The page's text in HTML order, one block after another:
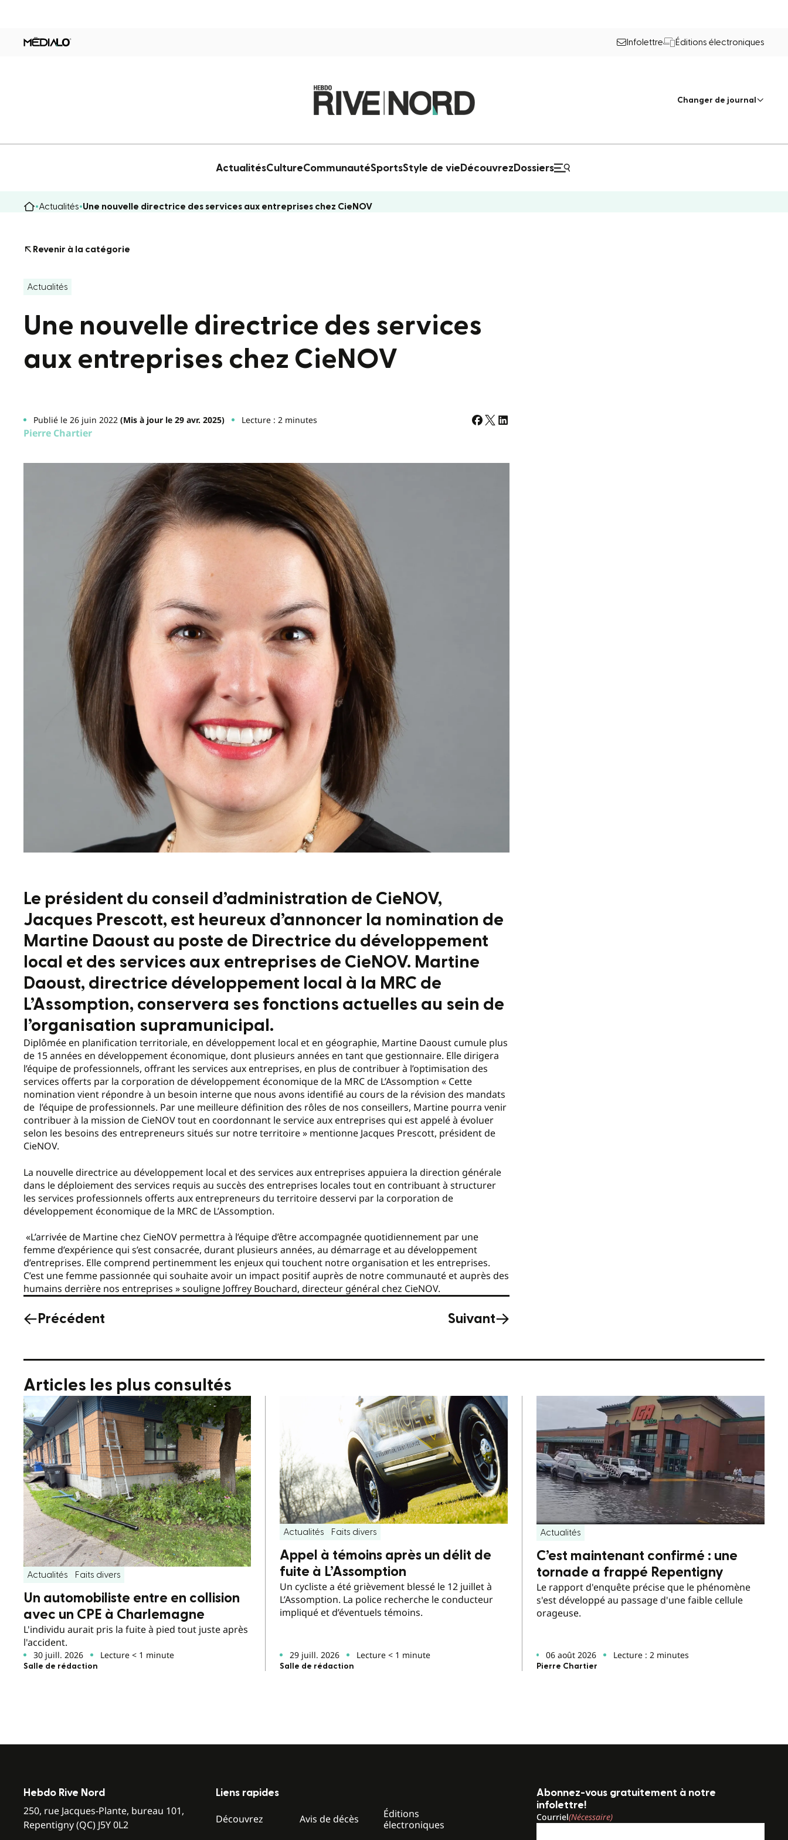
Infolettre Éditions électroniques
Changer de journal
ActualitésCultureCommunautéSportsStyle de vie Découvrez Dossiers
Actualités Une nouvelle directrice des services aux entreprises chez CieNOV
Revenir à la catégorie
Actualités
Une nouvelle directrice des services
aux entreprises chez CieNOV
Publié le 26 juin 2022 (Mis à jour le 29 avr. 2025) Lecture : 2 minutes
Pierre Chartier
Le président du conseil d’administration de CieNOV,
Jacques Prescott, est heureux d’annoncer la nomination de
Martine Daoust au poste de Directrice du développement
local et des services aux entreprises de CieNOV. Martine
Daoust, directrice développement local à la MRC de
L’Assomption, conservera ses fonctions actuelles au sein de
l’organisation supramunicipal.
Diplômée en planification territoriale, en développement local et en géographie, Martine Daoust cumule plus
de 15 années en développement économique, dont plusieurs années en tant que gestionnaire. Elle dirigera
l’équipe de professionnels, offrant les services aux entreprises, en plus de contribuer à l’optimisation des
services offerts par la corporation de développement économique de la MRC de L’Assomption « Cette
nomination vient répondre à un besoin interne que nous avons identifié au cours de la révision des mandats
de l’équipe de professionnels. Par une meilleure définition des rôles de nos conseillers, Martine pourra venir
contribuer à la mission de CieNOV tout en coordonnant le service aux entreprises qui est appelé à évoluer
selon les besoins des entrepreneurs situés sur notre territoire » mentionne Jacques Prescott, président de
CieNOV.
La nouvelle directrice au développement local et des services aux entreprises appuiera la direction générale
dans le déploiement des services requis au succès des entreprises locales tout en contribuant à structurer
les services professionnels offerts aux entrepreneurs du territoire desservi par la corporation de
développement économique de la MRC de L’Assomption.
«L’arrivée de Martine chez CieNOV permettra à l’équipe d’être accompagnée quotidiennement par une
femme d’expérience qui s’est consacrée, durant plusieurs années, au démarrage et au développement
d’entreprises. Elle comprend pertinemment les enjeux qui touchent notre organisation et les entreprises.
C’est une femme passionnée qui souhaite avoir un impact positif auprès de notre communauté et auprès des
humains derrière nos entreprises » souligne Joffrey Bouchard, directeur général chez CieNOV.
Précédent Suivant
Articles les plus consultés
Actualités Faits divers
Un automobiliste entre en collision
avec un CPE à Charlemagne
L'individu aurait pris la fuite à pied tout juste après
l'accident.
30 juill. 2026 Lecture < 1 minute
Salle de rédaction
Actualités Faits divers
Appel à témoins après un délit de
fuite à L’Assomption
Un cycliste a été grièvement blessé le 12 juillet à
L’Assomption. La police recherche le conducteur
impliqué et d’éventuels témoins.
29 juill. 2026 Lecture < 1 minute
Salle de rédaction
Actualités
C’est maintenant confirmé : une
tornade a frappé Repentigny
Le rapport d'enquête précise que le phénomène
s'est développé au passage d'une faible cellule
orageuse.
06 août 2026 Lecture : 2 minutes
Pierre Chartier
Hebdo Rive Nord
250, rue Jacques-Plante, bureau 101,
Repentigny (QC) J5Y 0L2
Liens rapides
Découvrez Avis de décès
Éditions
électroniques
Abonnez-vous gratuitement à notre
infolettre!
Courriel(Nécessaire)